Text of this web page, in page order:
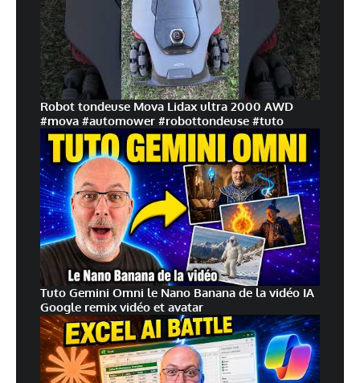
Robot tondeuse Mova Lidax ultra 2000 AWD
#mova #automower #robottondeuse #tuto
Tuto Gemini Omni le Nano Banana de la vidéo IA
Google remix vidéo et avatar